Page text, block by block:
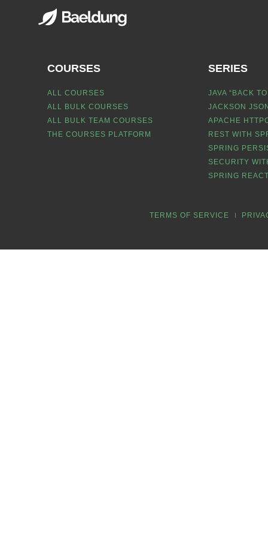
COURSES
ALL COURSES
ALL BULK COURSES
ALL BULK TEAM COURSES
THE COURSES PLATFORM
SERIES
JAVA “BACK
JACKSON
APACHE
REST WITH
SPRING
SECURITY
SPRING
TERMS OF SERVICE